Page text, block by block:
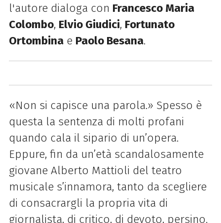
l'autore dialoga con Francesco Maria
Colombo, Elvio Giudici, Fortunato
Ortombinae Paolo Besana.
«Non si capisce una parola.» Spesso è
questa la sentenza di molti profani
quando cala il sipario di un’opera.
Eppure, fin da un’età scandalosamente
giovane Alberto Mattioli del teatro
musicale s’innamora, tanto da scegliere
di consacrargli la propria vita di
giornalista, di critico, di devoto, persino.